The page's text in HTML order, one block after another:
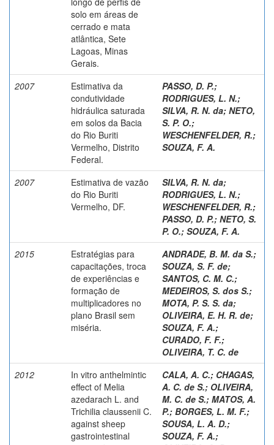
solo em áreas de
cerrado e mata
atlântica, Sete
Lagoas, Minas
Gerais.
2007
Estimativa da
condutividade
hidráulica saturada
em solos da Bacia
do Rio Buriti
Vermelho, Distrito
Federal.
PASSO, D. P.;
RODRIGUES, L. N.;
SILVA, R. N. da; NETO,
S. P. O.;
WESCHENFELDER, R.;
SOUZA, F. A.
2007
Estimativa de vazão
do Rio Buriti
Vermelho, DF.
SILVA, R. N. da;
RODRIGUES, L. N.;
WESCHENFELDER, R.;
PASSO, D. P.; NETO, S.
P. O.; SOUZA, F. A.
2015
Estratégias para
capacitações, troca
de experiências e
formação de
multiplicadores no
plano Brasil sem
miséria.
ANDRADE, B. M. da S.;
SOUZA, S. F. de;
SANTOS, C. M. C.;
MEDEIROS, S. dos S.;
MOTA, P. S. S. da;
OLIVEIRA, E. H. R. de;
SOUZA, F. A.;
CURADO, F. F.;
OLIVEIRA, T. C. de
2012
In vitro anthelmintic
effect of Melia
azedarach L. and
Trichilia claussenii C.
against sheep
gastrointestinal
CALA, A. C.; CHAGAS,
A. C. de S.; OLIVEIRA,
M. C. de S.; MATOS, A.
P.; BORGES, L. M. F.;
SOUSA, L. A. D.;
SOUZA, F. A.;